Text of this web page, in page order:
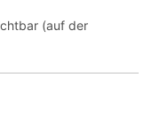
(auf der